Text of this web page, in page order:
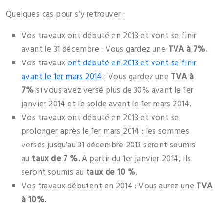
Quelques cas pour s’y retrouver :
Vos travaux ont débuté en 2013 et vont se finir
avant le 31 décembre : Vous gardez une TVA à 7%.
Vos travauxont débuté en 2013 et vont se finir
avant le 1er mars 2014: Vous gardez une TVA à
7%si vous avez versé plus de 30% avant le 1er
janvier 2014 et le solde avant le 1er mars 2014.
Vos travaux ont débuté en 2013 et vont se
prolonger après le 1er mars 2014 : les sommes
versés jusqu’au 31 décembre 2013 seront soumis
au taux de7 %.A partir du 1er janvier 2014, ils
seront soumis au taux de10 %.
Vos travaux débutent en 2014 : Vous aurez une TVA
à 10%.